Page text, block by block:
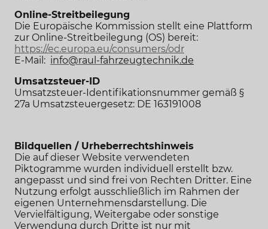
Online-Streitbeilegung
Die Europäische Kommission stellt eine Plattform
zur Online-Streitbeilegung (OS) bereit:
https://ec.europa.eu/consumers/odr
E-Mail: info@raul-fahrzeugtechnik.de
Umsatzsteuer-ID
Umsatzsteuer-Identifikationsnummer gemäß §
27a Umsatzsteuergesetz: DE 163191008
Bildquellen / Urheberrechtshinweis
Die auf dieser Website verwendeten
Piktogramme wurden individuell erstellt bzw.
angepasst und sind frei von Rechten Dritter. Eine
Nutzung erfolgt ausschließlich im Rahmen der
eigenen Unternehmensdarstellung. Die
Vervielfältigung, Weitergabe oder sonstige
Verwendung durch Dritte ist nur mit